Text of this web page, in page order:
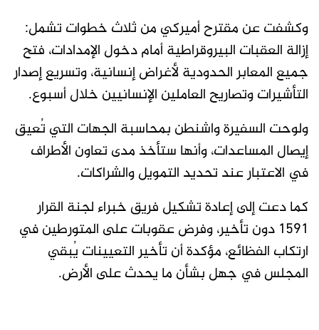
وكشفت عن مقترح أميركي من ثلاث خطوات تشمل:
إزالة العقبات البيروقراطية أمام دخول الإمدادات، فتح
جميع المعابر الحدودية لأغراض إنسانية، وتسريع إصدار
التأشيرات وتصاريح العاملين الإنسانيين خلال أسبوع.
ولوحت السفيرة واشنطن بمحاسبة الجهات التي تُعيق
إيصال المساعدات، وأنها ستأخذ مدى تعاون الأطراف
في الاعتبار عند تحديد التمويل والشراكات.
كما دعت إلى إعادة تشكيل فريق خبراء لجنة القرار
1591 دون تأخير، وفرض عقوبات على المتورطين في
ارتكاب الفظائع، مؤكدة أن تأخير التعيينات يُبقي
المجلس في جهل بشأن ما يحدث على الأرض.